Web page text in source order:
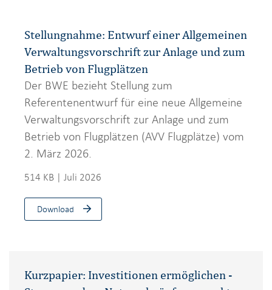
Stellungnahme: Entwurf einer Allgemeinen
Verwaltungsvorschrift zur Anlage und zum
Betrieb von Flugplätzen
Der BWE bezieht Stellung zum
Referentenentwurf für eine neue Allgemeine
Verwaltungsvorschrift zur Anlage und zum
Betrieb von Flugplätzen (AVV Flugplätze) vom
2. März 2026.
514 KB | Juli 2026
Download
Kurzpapier: Investitionen ermöglichen -